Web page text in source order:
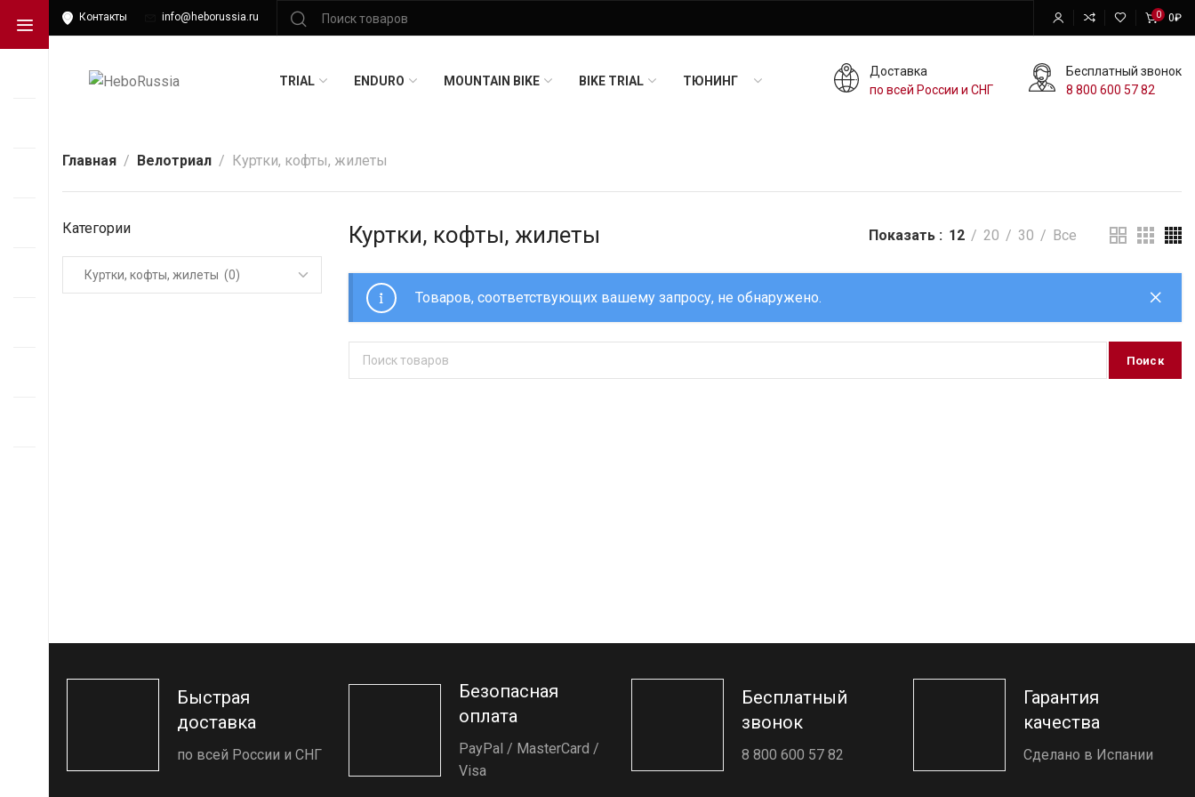
Контакты info@heborussia.ru 0 0₽
TRIAL ENDURO MOUNTAIN BIKE BIKE TRIAL ТЮНИНГ
Доставка
по всей России и СНГ
Бесплатный звонок
8 800 600 57 82
Главная Велотриал Куртки, кофты, жилеты
Категории Куртки, кофты, жилеты Показать 12 20 30 Все
Товаров, соответствующих вашему запросу, не обнаружено.
Поиск
Быстрая
доставка
по всей России и СНГ
Безопасная
оплата
PayPal / MasterCard /
Visa
Бесплатный
звонок
8 800 600 57 82
Гарантия
качества
Сделано в Испании